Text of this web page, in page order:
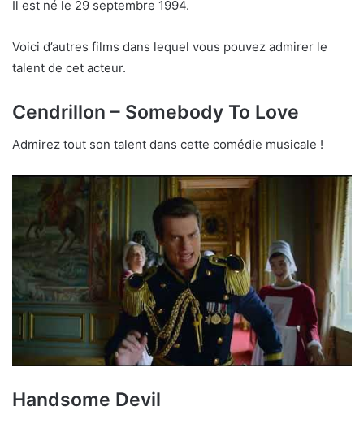
Il est né le 29 septembre 1994.
Voici d’autres films dans lequel vous pouvez admirer le
talent de cet acteur.
Cendrillon – Somebody To Love
Admirez tout son talent dans cette comédie musicale !
Handsome Devil